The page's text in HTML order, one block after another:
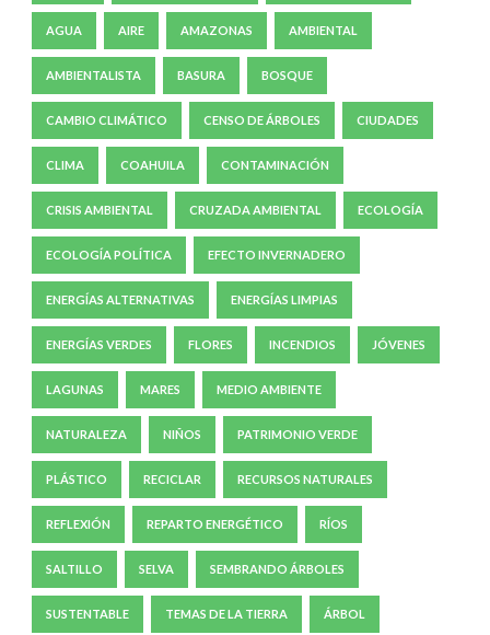
AGUA AIRE AMAZONAS AMBIENTAL
AMBIENTALISTA BASURA BOSQUE
CAMBIO CLIMÁTICO CENSO DE ÁRBOLES CIUDADES
CLIMA COAHUILA CONTAMINACIÓN
CRISIS AMBIENTAL CRUZADA AMBIENTAL ECOLOGÍA
ECOLOGÍA POLÍTICA EFECTO INVERNADERO
ENERGÍAS ALTERNATIVAS ENERGÍAS LIMPIAS
ENERGÍAS VERDES FLORES INCENDIOS JÓVENES
LAGUNAS MARES MEDIO AMBIENTE
NATURALEZA NIÑOS PATRIMONIO VERDE
PLÁSTICO RECICLAR RECURSOS NATURALES
REFLEXIÓN REPARTO ENERGÉTICO RÍOS
SALTILLO SELVA SEMBRANDO ÁRBOLES
SUSTENTABLE TEMAS DE LA TIERRA ÁRBOL